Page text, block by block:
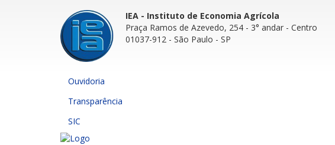
IEA - Instituto de Economia Agrícola
Praça Ramos de Azevedo, 254 - 3° andar - Centro
01037-912 - São Paulo - SP
Ouvidoria
Transparência
SIC